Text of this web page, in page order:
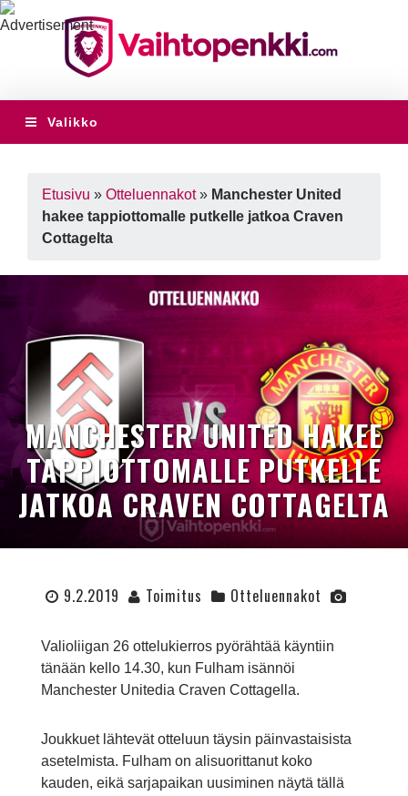
Valikko
Etusivu » Otteluennakot» Manchester United
hakee tappiottomalle putkelle jatkoa Craven
Cottagelta
MANCHESTER UNITED HAKEE
TAPPIOTTOMALLE PUTKELLE
JATKOA CRAVEN COTTAGELTA
9.2.2019 Toimitus Otteluennakot
Valioliigan 26 ottelukierros pyörähtää käyntiin
tänään kello 14.30, kun Fulham isännöi
Manchester Unitedia Craven Cottagella.
Joukkuet lähtevät otteluun täysin päinvastaisista
asetelmista. Fulham on alisuorittanut koko
kauden, eikä sarjapaikan uusiminen näytä tällä